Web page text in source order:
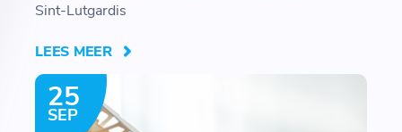
Sint-Lutgardis
LEES MEER
25
SEP